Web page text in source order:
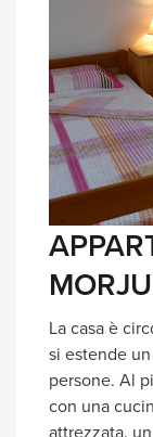
MORJU
La casa è
si estende
persone. Al
con una
attrezzata,